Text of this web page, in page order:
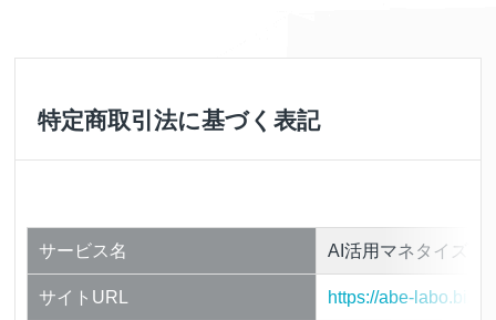
特定商取引法に基づく表記
サービス名 AI活用マネタイズ
サイトURL https://abe-labo.biz/